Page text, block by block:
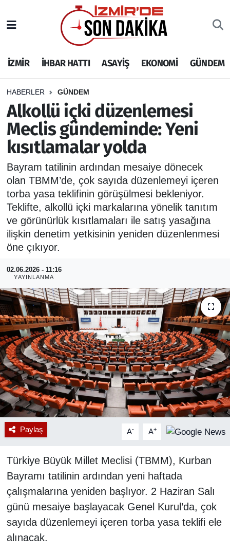
İZMİR İHBAR HATTI ASAYİŞ EKONOMİ GÜNDEM
HABERLER GÜNDEM
Alkollü içki düzenlemesi
Meclis gündeminde: Yeni
kısıtlamalar yolda
Bayram tatilinin ardından mesaiye dönecek
olan TBMM’de, çok sayıda düzenlemeyi içeren
torba yasa teklifinin görüşülmesi bekleniyor.
Teklifte, alkollü içki markalarına yönelik tanıtım
ve görünürlük kısıtlamaları ile satış yasağına
ilişkin denetim yetkisinin yeniden düzenlenmesi
öne çıkıyor.
02.06.2026 - 11:16
YAYINLANMA
Paylaş A- A+
Türkiye Büyük Millet Meclisi (TBMM), Kurban
Bayramı tatilinin ardından yeni haftada
çalışmalarına yeniden başlıyor. 2 Haziran Salı
günü mesaiye başlayacak Genel Kurul’da, çok
sayıda düzenlemeyi içeren torba yasa teklifi ele
alınacak.
İHBAR HATTI
DEPREM
GENEL
EKONOMİ
SİYASET
SPOR
ASAYİŞ
RESMİ REKLAM
İzmir Nöbetçi Eczaneler
İzmir Hava Durumu
İzmir Namaz Vakitleri
İzmir Trafik Yoğunluk Haritası
Puan Durumu ve Fikstür
Tüm Manşetler
Son Dakika Haberleri
Haber Arşivi